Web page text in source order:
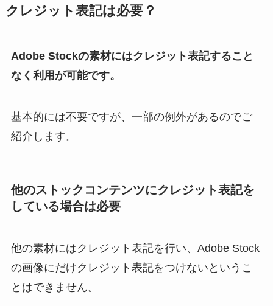
クレジット表記は必要？
Adobe Stockの素材にはクレジット表記すること
なく利用が可能です。
基本的には不要ですが、一部の例外があるのでご
紹介します。
他のストックコンテンツにクレジット表記を
している場合は必要
他の素材にはクレジット表記を行い、Adobe Stock
の画像にだけクレジット表記をつけないというこ
とはできません。